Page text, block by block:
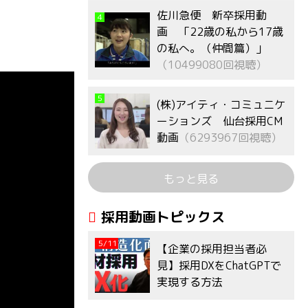
4
佐川急便 新卒採用動
画 「22歳の私から17歳
の私へ。（仲間篇）」
（10499080回視聴）
5
(株)アイティ・コミュニケ
ーションズ 仙台採用CM
動画 （6293967回視聴）
もっと見る
採用動画トピックス
5/11
【企業の採用担当者必
見】採用DXをChatGPTで
実現する方法